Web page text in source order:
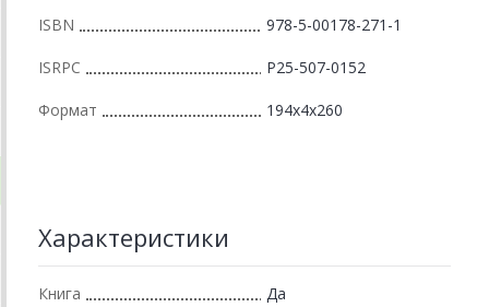
ISBN 978-5-00178-271-1
ISRPC Р25-507-0152
Формат 194x4x260
Характеристики
Книга Да